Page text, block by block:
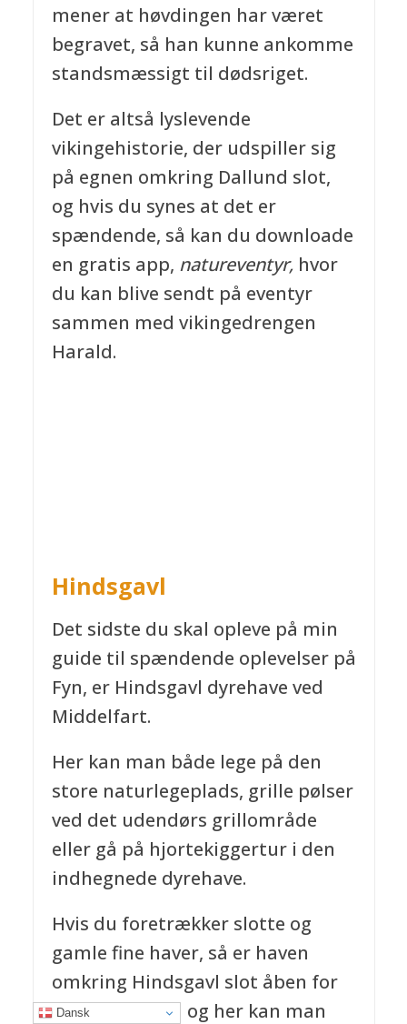
mener at høvdingen har været
begravet, så han kunne ankomme
standsmæssigt til dødsriget.
Det er altså lyslevende
vikingehistorie, der udspiller sig
på egnen omkring Dallund slot,
og hvis du synes at det er
spændende, så kan du downloade
en gratis app, natureventyr, hvor
du kan blive sendt på eventyr
sammen med vikingedrengen
Harald.
Hindsgavl
Det sidste du skal opleve på min
guide til spændende oplevelser på
Fyn, er Hindsgavl dyrehave ved
Middelfart.
Her kan man både lege på den
store naturlegeplads, grille pølser
ved det udendørs grillområde
eller gå på hjortekiggertur i den
indhegnede dyrehave.
Hvis du foretrækker slotte og
gamle fine haver, så er haven
omkring Hindsgavl slot åben for
offentligheden og her kan man
Dansk